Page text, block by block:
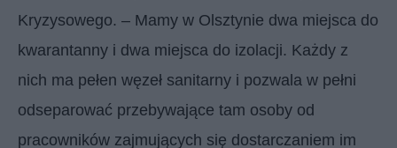
Kryzysowego. – Mamy w Olsztynie dwa miejsca do
kwarantanny i dwa miejsca do izolacji. Każdy z
nich ma pełen węzeł sanitarny i pozwala w pełni
odseparować przebywające tam osoby od
pracowników zajmujących się dostarczaniem im